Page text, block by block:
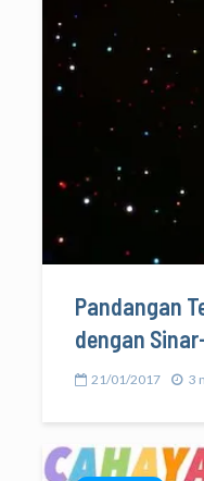
Pandangan
dengan
21/01/2017 3